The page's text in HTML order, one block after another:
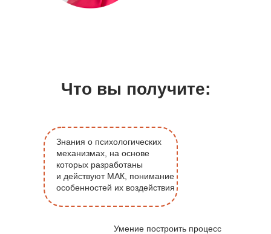
Что вы получите:
Умение построить процесс
Знания о психологических
механизмах, на основе
которых разработаны
и действуют МАК, понимание
особенностей их воздействия